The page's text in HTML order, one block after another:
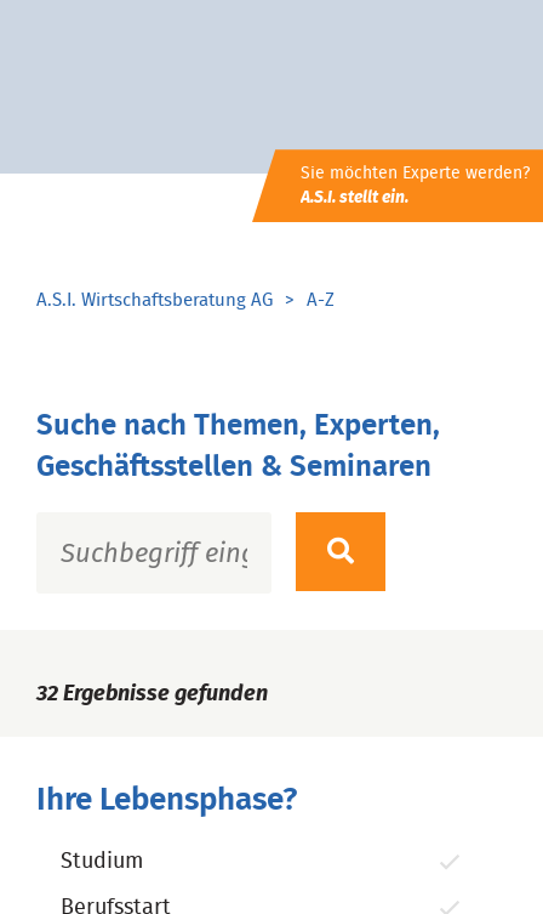
Sie möchten Experte werden?
A.S.I. stellt ein.
A.S.I. Wirtschaftsberatung AG A-Z
Suche nach Themen, Experten,
Geschäftsstellen & Seminaren
32 Ergebnisse gefunden
Ihre Lebensphase?
Studium
Berufsstart